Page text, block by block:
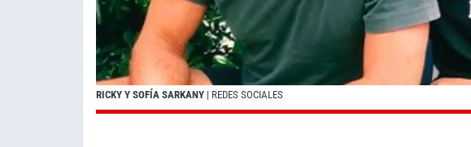
RICKY Y SOFÍA SARKANY | REDES SOCIALES